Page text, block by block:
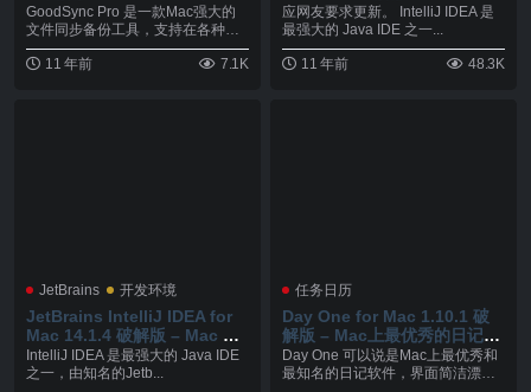
文件同步备份工具
GoodSync Pro 是一款Mac强大的
文件同步备份工具，支持在各种条
件下的...
11 年前
7.1K
大的 Java 集成开发工具
应网友要求更新。 IntelliJ IDEA 是
最强大的 Java IDE 之一...
11 年前 48.3K
JetBrains 开发环境
JetBrains IntelliJ IDEA for
Mac 14.1.4 破解版 – Mac 上
强大的 Java 集成开发工具
IntelliJ IDEA 是最强大的 Java IDE
之一，由知名的Jetb...
任务日历
Day One for Mac 1.10.1 破
解版 – Mac上最优秀的日记软
件之一
Day One 可以说是Mac上最优秀和
最知名的日记软件，界面简洁漂